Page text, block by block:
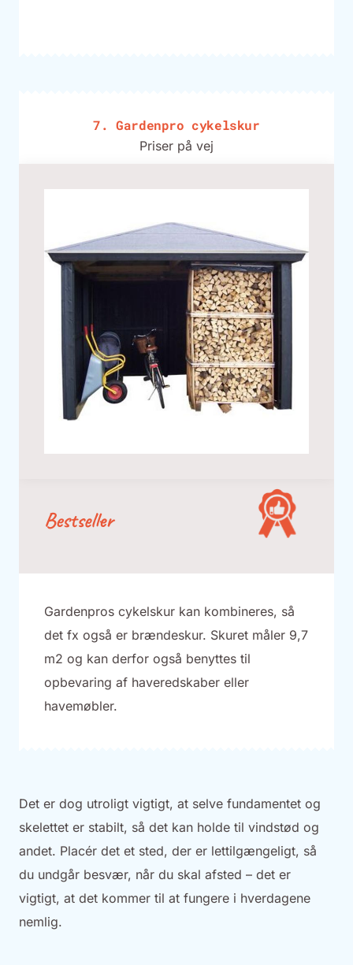
7. Gardenpro cykelskur
Priser på vej
Bestseller
Gardenpros cykelskur kan kombineres, så
det fx også er brændeskur. Skuret måler 9,7
m2 og kan derfor også benyttes til
opbevaring af haveredskaber eller
havemøbler.
Det er dog utroligt vigtigt, at selve fundamentet og
skelettet er stabilt, så det kan holde til vindstød og
andet. Placér det et sted, der er lettilgængeligt, så
du undgår besvær, når du skal afsted – det er
vigtigt, at det kommer til at fungere i hverdagene
nemlig.